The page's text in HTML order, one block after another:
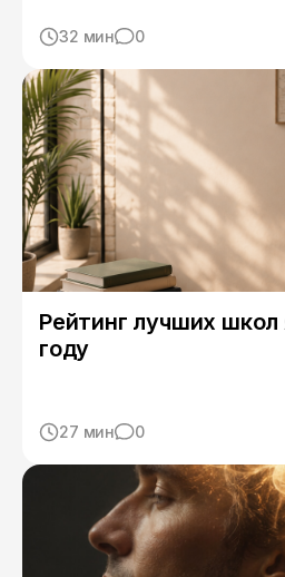
32 мин 0
Рейтинг лучших школ
году
27 мин 0